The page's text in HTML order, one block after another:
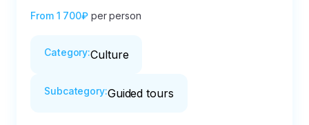
From 1 700₽ per person
Category:Culture
Subcategory:Guided tours